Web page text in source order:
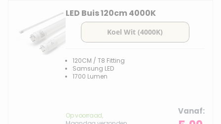
LED Buis 120cm 4000K
120CM / T8 Fitting
Samsung LED
1700 Lumen
Op voorraad,
Vanaf